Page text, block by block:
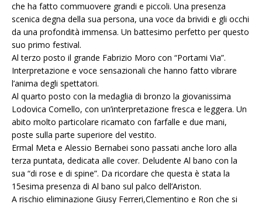
che ha fatto commuovere grandi e piccoli. Una presenza
scenica degna della sua persona, una voce da brividi e gli occhi
da una profondità immensa. Un battesimo perfetto per questo
suo primo festival.
Al terzo posto il grande Fabrizio Moro con “Portami Via”.
Interpretazione e voce sensazionali che hanno fatto vibrare
l’anima degli spettatori.
Al quarto posto con la medaglia di bronzo la giovanissima
Lodovica Comello, con un’interpretazione fresca e leggera. Un
abito molto particolare ricamato con farfalle e due mani,
poste sulla parte superiore del vestito.
Ermal Meta e Alessio Bernabei sono passati anche loro alla
terza puntata, dedicata alle cover. Deludente Al bano con la
sua “di rose e di spine”. Da ricordare che questa è stata la
15esima presenza di Al bano sul palco dell’Ariston.
A rischio eliminazione Giusy Ferreri,Clementino e Ron che si